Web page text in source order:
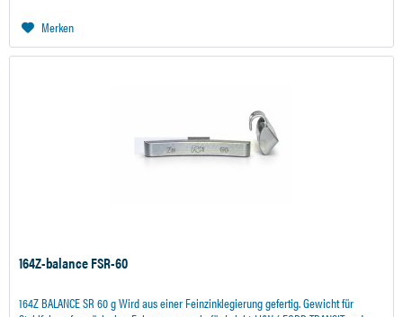
Merken
164Z-balance FSR-60
164Z BALANCE SR 60 g Wird aus einer Feinzinklegierung gefertig. Gewicht für